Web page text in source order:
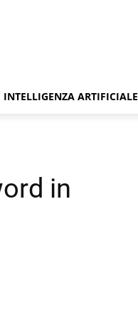
INTELLIGENZA ARTIFICIALE
in